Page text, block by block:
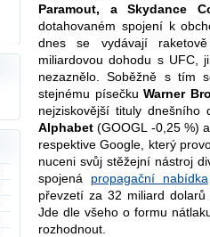
Paramout, a Skydance
dotahovaném spojení k
dnes se vydávají
miliardovou dohodu s UFC,
nezaznělo. Soběžně s tím
stejnému písečkuWarner
nejziskovější tituly
Alphabet (GOOGL -0,25 %)
respektive Google, který
nuceni svůj stěžejní nástroj
spojená propagační nabídka
převzetí za 32 miliard
Jde dle všeho o formu
rozhodnout.